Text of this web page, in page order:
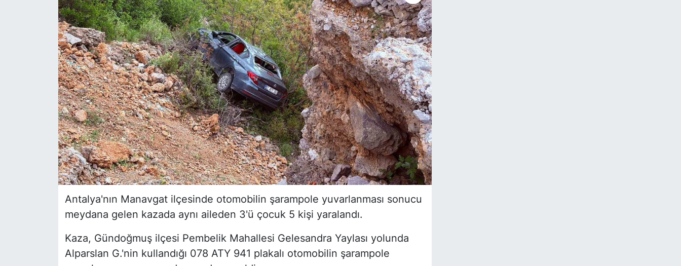
Antalya'nın Manavgat ilçesinde otomobilin şarampole yuvarlanması sonucu
meydana gelen kazada aynı aileden 3'ü çocuk 5 kişi yaralandı.
Kaza, Gündoğmuş ilçesi Pembelik Mahallesi Gelesandra Yaylası yolunda
Alparslan G.'nin kullandığı 078 ATY 941 plakalı otomobilin şarampole
Siyaset
YEREL HABER
Haberde insan
Tanıtım